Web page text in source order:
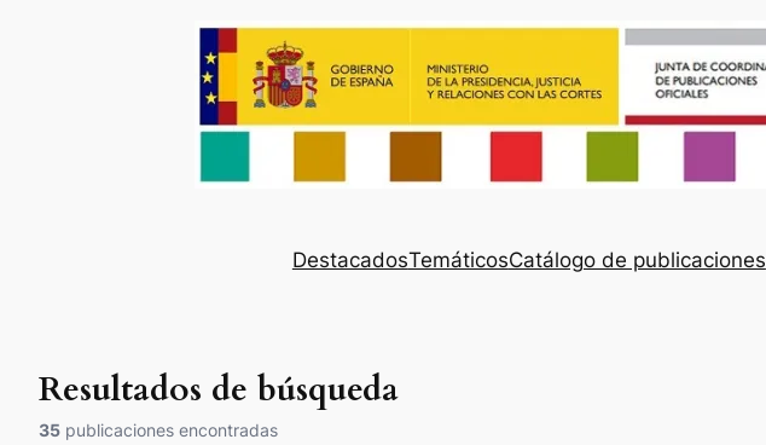
DestacadosTemáticosCatálogo de publicaciones
Resultados de búsqueda
35 publicaciones encontradas